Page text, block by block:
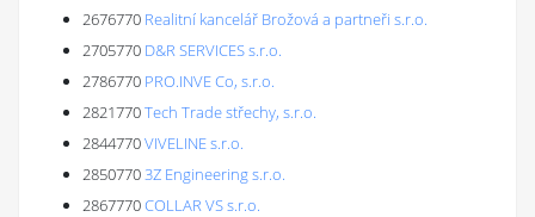
2676770 Realitní kancelář Brožová a partneři s.r.o.
2705770 D&R SERVICES s.r.o.
2786770 PRO.INVE Co, s.r.o.
2821770Tech Trade střechy, s.r.o.
2844770VIVELINE s.r.o.
28507703Z Engineering s.r.o.
2867770COLLAR VS s.r.o.